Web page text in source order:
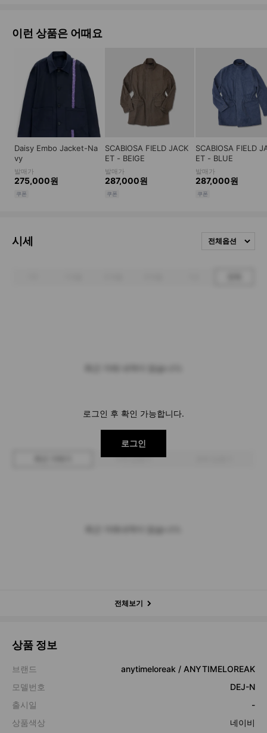
시세 전체옵션
구매 입찰가
로그인 후 확인 가능합니다.
로그인
전체보기